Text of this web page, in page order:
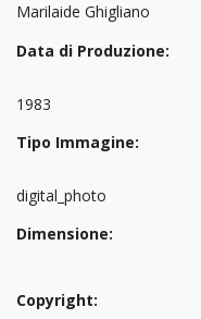
Marilaide Ghigliano
Data di Produzione:
1983
Tipo Immagine:
digital_photo
Dimensione:
Copyright: